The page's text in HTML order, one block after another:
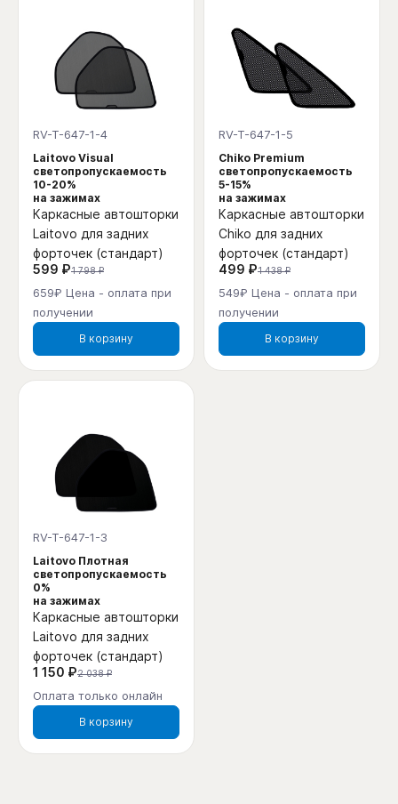
RV-T-647-1-4
Laitovo Visual
светопропускаемость
10-20%
на зажимах
Каркасные автошторки
Laitovo для задних
форточек (стандарт)
599 ₽1 798 ₽
659₽ Цена - оплата при
получении
В корзину
RV-T-647-1-5
Chiko Premium
светопропускаемость
5-15%
на зажимах
Каркасные автошторки
Chiko для задних
форточек (стандарт)
499 ₽1 438 ₽
549₽ Цена - оплата при
получении
В корзину
RV-T-647-1-3
Laitovo Плотная
светопропускаемость
0%
на зажимах
Каркасные автошторки
Laitovo для задних
форточек (стандарт)
1 150 ₽2 038 ₽
Оплата только онлайн
В корзину